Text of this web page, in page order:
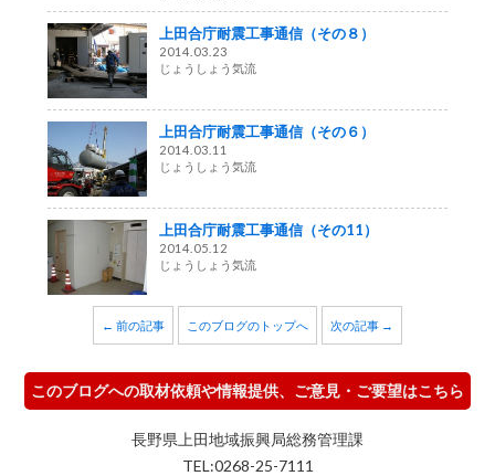
上田合庁耐震工事通信（その８）
2014.03.23
じょうしょう気流
上田合庁耐震工事通信（その６）
2014.03.11
じょうしょう気流
上田合庁耐震工事通信（その11）
2014.05.12
じょうしょう気流
← 前の記事 このブログのトップへ 次の記事 →
このブログへの取材依頼や情報提供、ご意見・ご要望はこちら
長野県上田地域振興局総務管理課
TEL:0268-25-7111